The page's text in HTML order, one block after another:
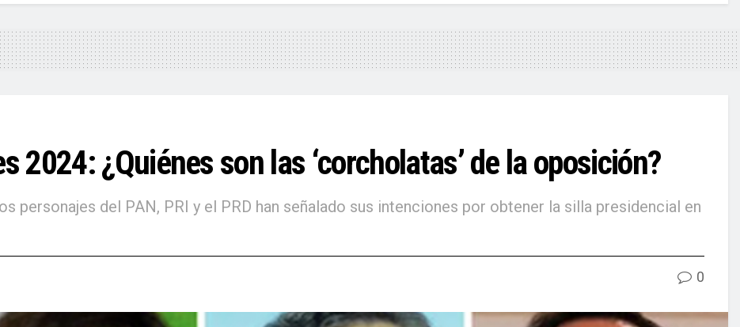
2024: ¿Quiénes son las ‘corcholatas’ de la oposición?
personajes del PAN, PRI y el PRD han señalado sus intenciones por obtener la silla presidencial en
0